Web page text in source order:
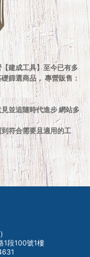
建成工具】至今已有多
篩選商品， 專營販售：
並追隨時代進步 網站多
符合需要且適用的工
1段100號1樓